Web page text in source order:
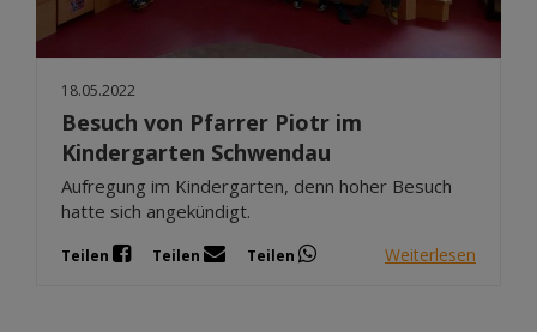
18.05.2022
Besuch von Pfarrer Piotr im
Kindergarten Schwendau
Aufregung im Kindergarten, denn hoher Besuch
hatte sich angekündigt.
Teilen Teilen Teilen Weiterlesen